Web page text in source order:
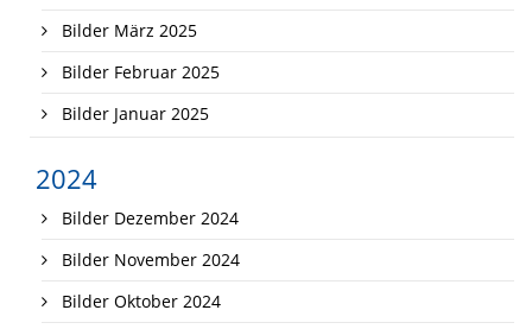
Bilder März 2025
Bilder Februar 2025
Bilder Januar 2025
2024
Bilder Dezember 2024
Bilder November 2024
Bilder Oktober 2024